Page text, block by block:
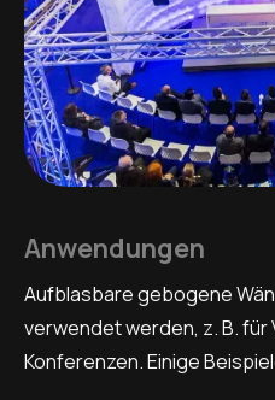
Anwendungen
Aufblasbare gebogene
verwendet werden, z. B.
Konferenzen. Einige